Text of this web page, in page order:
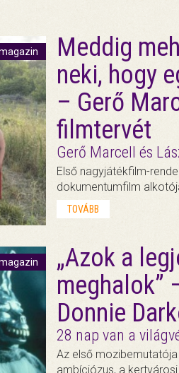
Meddig
neki, hogy
– Gerő
filmtervét
Gerő Marcell és
Első nagyjátékfilm-
dokumentumfilm
TOVÁBB
„Azok a
meghalok”
Donnie
28 nap van a
Az első
ambíciózus, a